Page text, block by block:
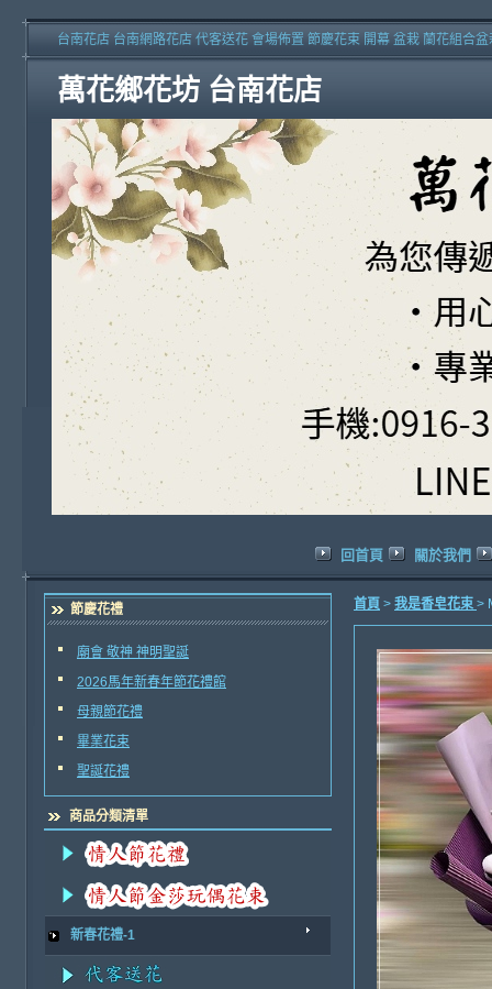
萬花鄉花坊 台南花店
台南花店 台南網路花店 代客送花 會場佈置 節慶花束 開幕 盆栽 蘭花組合
回首頁 關於我們
節慶花禮
廟會 敬神 神明聖誕
2026馬年新春年節花禮館
母親節花禮
畢業花束
聖誕花禮
商品分類清單
新春花禮-1
首頁 > 我是香皂花束 >